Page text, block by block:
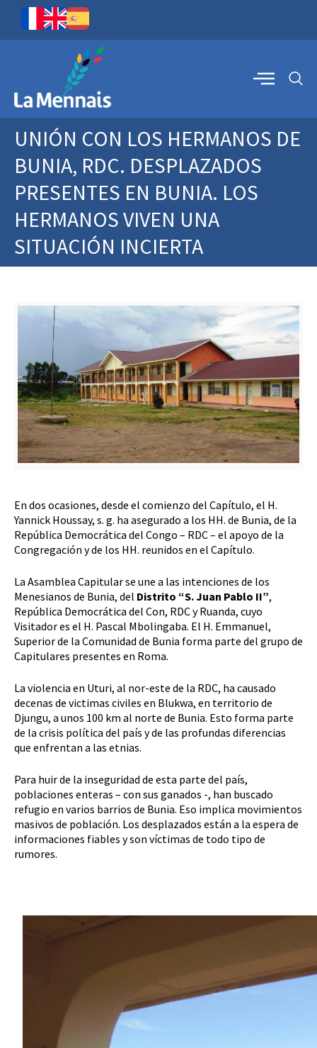
UNIÓN CON LOS HERMANOS DE
BUNIA, RDC. DESPLAZADOS
PRESENTES EN BUNIA. LOS
HERMANOS VIVEN UNA
SITUACIÓN INCIERTA
En dos ocasiones, desde el comienzo del Capítulo, el H.
Yannick Houssay, s. g. ha asegurado a los HH. de Bunia, de la
República Democrática del Congo – RDC – el apoyo de la
Congregación y de los HH. reunidos en el Capítulo.
La Asamblea Capitular se une a las intenciones de los
Menesianos de Bunia, del Distrito “S. Juan Pablo II”,
República Democrática del Con, RDC y Ruanda, cuyo
Visitador es el H. Pascal Mbolingaba. El H. Emmanuel,
Superior de la Comunidad de Bunia forma parte del grupo de
Capitulares presentes en Roma.
La violencia en Uturi, al nor-este de la RDC, ha causado
decenas de victimas civiles en Blukwa, en territorio de
Djungu, a unos 100 km al norte de Bunia. Esto forma parte
de la crisis política del país y de las profundas diferencias
que enfrentan a las etnias.
Para huir de la inseguridad de esta parte del país,
poblaciones enteras – con sus ganados -, han buscado
refugio en varios barrios de Bunia. Eso implica movimientos
masivos de población. Los desplazados están a la espera de
informaciones fiables y son víctimas de todo tipo de
rumores.